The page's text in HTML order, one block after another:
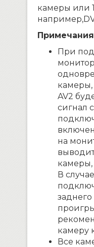
камеры или
При
AV2
сигнал
на
камеры,
В
камеру
Все